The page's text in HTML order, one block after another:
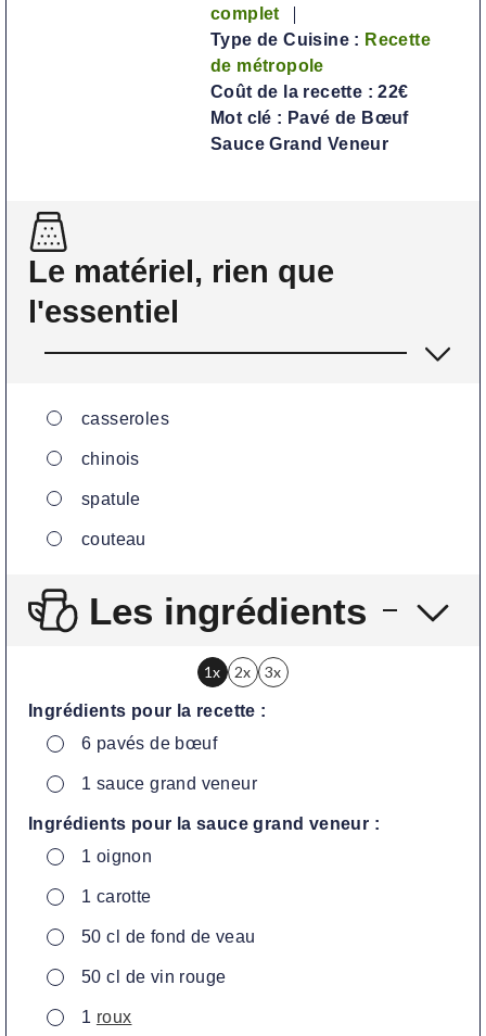
complet
Type de Cuisine : Recette
de métropole
Coût de la recette :22€
Mot clé : Pavé de Bœuf
Sauce Grand Veneur
Le matériel, rien que
l'essentiel
▢
casseroles
▢
chinois
▢
spatule
▢
couteau
Les ingrédients
1x 2x 3x
Ingrédients pour la recette :
▢
6 pavés de bœuf
▢
1 sauce grand veneur
Ingrédients pour la sauce grand veneur :
▢
1 oignon
▢
1 carotte
▢
50 cl de fond de veau
▢
50 cl de vin rouge
▢
1 roux